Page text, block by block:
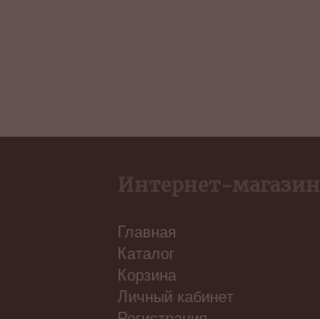
Интернет-магазин
Главная
Каталог
Корзина
Личный кабинет